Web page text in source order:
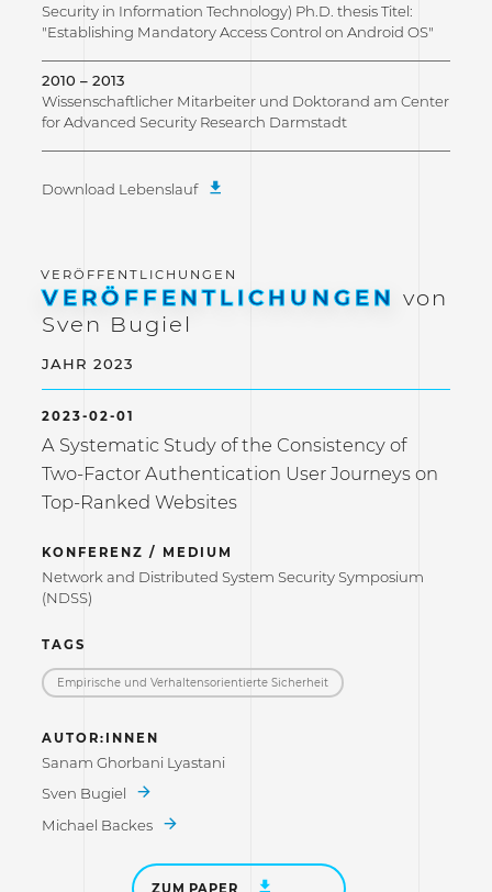
Security in Information Technology) Ph.D. thesis Titel:
"Establishing Mandatory Access Control on Android OS"
2010 – 2013
Wissenschaftlicher Mitarbeiter und Doktorand am Center
for Advanced Security Research Darmstadt
Download Lebenslauf
VERÖFFENTLICHUNGEN von
Sven Bugiel
JAHR 2023
2023-02-01
A Systematic Study of the Consistency of
Two-Factor Authentication User Journeys on
Top-Ranked Websites
KONFERENZ / MEDIUM
Network and Distributed System Security Symposium
(NDSS)
TAGS
Empirische und Verhaltensorientierte Sicherheit
AUTOR:INNEN
Sanam Ghorbani Lyastani
Sven Bugiel
Michael Backes
ZUM PAPER